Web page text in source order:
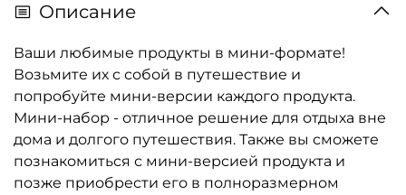
Описание
Ваши любимые продукты в мини-формате!
Возьмите их с собой в путешествие и
попробуйте мини-версии каждого продукта.
Мини-набор - отличное решение для отдыха вне
дома и долгого путешествия. Также вы сможете
познакомиться с мини-версией продукта и
позже приобрести его в полноразмерном